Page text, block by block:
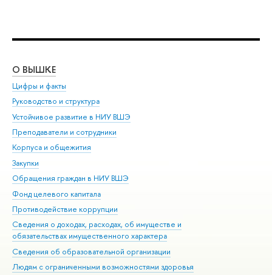
О ВЫШКЕ
Цифры и факты
Руководство и структура
Устойчивое развитие в НИУ ВШЭ
Преподаватели и сотрудники
Корпуса и общежития
Закупки
Обращения граждан в НИУ ВШЭ
Фонд целевого капитала
Противодействие коррупции
Сведения о доходах, расходах, об имуществе и
обязательствах имущественного характера
Сведения об образовательной организации
Людям с ограниченными возможностями здоровья